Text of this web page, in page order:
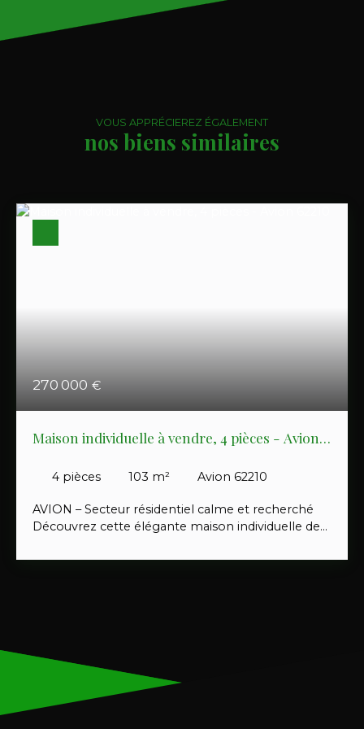
VOUS APPRÉCIEREZ ÉGALEMENT
nos biens similaires
270 000 €
Maison individuelle à vendre, 4 pièces - Avion
4 pièces 103 m² Avion 62210
AVION – Secteur résidentiel calme et recherché
Découvrez cette élégante maison individuelle de
et offrant des prestations de qualité sur une
cheminée avec insert. Une cuisine ouverte,
aménagée et entièrement équipée. Le rez-de-
chaussée dispose d'un garage carrelé avec porte
motorisée ainsi que d'un espace buanderie. À